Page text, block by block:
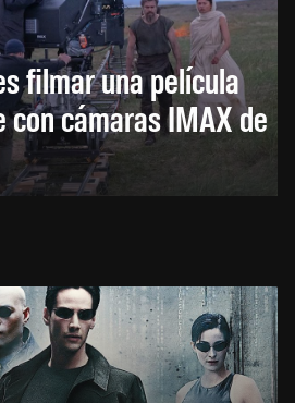
filmar una película
cámaras IMAX de